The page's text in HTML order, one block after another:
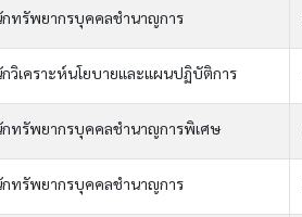
ทรัพยากรบุคคลชำนาญการ
วิเคราะห์นโยบายและแผนปฏิบัติการ
ทรัพยากรบุคคลชำนาญการพิเศษ
ทรัพยากรบุคคลชำนาญการ